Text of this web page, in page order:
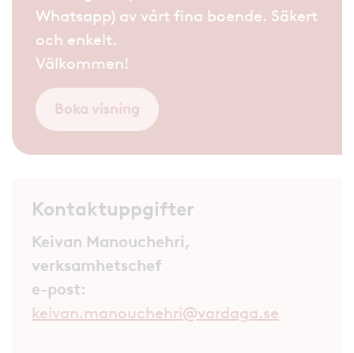
Whatsapp) av vårt fina boende. Säkert
och enkelt.
Välkommen!
Boka visning
Kontaktuppgifter
Keivan Manouchehri,
verksamhetschef
e-post:
keivan.manouchehri@vardaga.se